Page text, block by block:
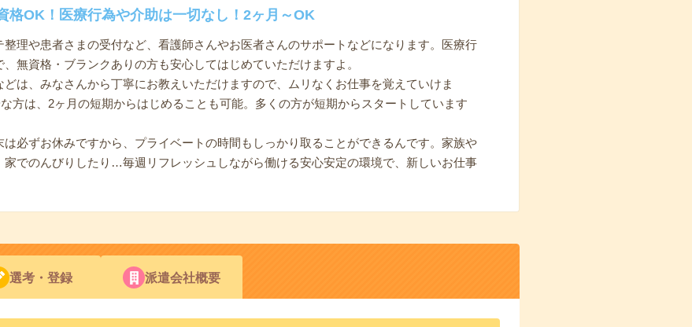
格OK！医療行為や介助は一切なし！2ヶ月～OK
整理や患者さまの受付など、看護師さんやお医者さんのサポートなどになります。医療行
無資格・ブランクありの方も安心してはじめていただけますよ。
は、みなさんから丁寧にお教えいただけますので、ムリなくお仕事を覚えていけま
方は、2ヶ月の短期からはじめることも可能。多くの方が短期からスタートしています
は必ずお休みですから、プライベートの時間もしっかり取ることができるんです。家族や
でのんびりしたり…毎週リフレッシュしながら働ける安心安定の環境で、新しいお仕事
選考・登録 派遣会社概要